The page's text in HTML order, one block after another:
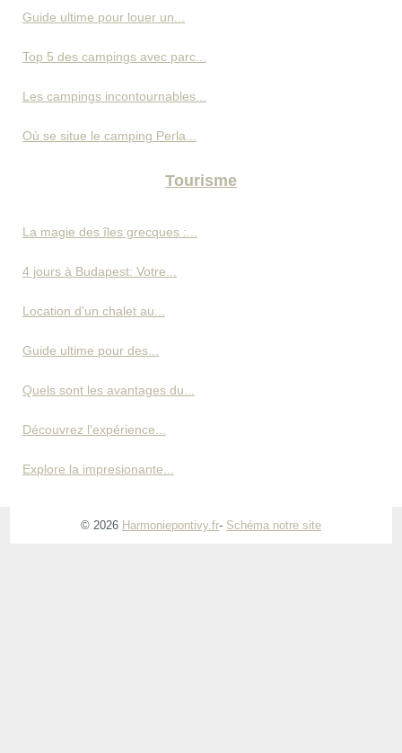
Guide ultime pour louer un...
Top 5 des campings avec parc...
Les campings incontournables...
Où se situe le camping Perla...
Tourisme
La magie des îles grecques :...
4 jours à Budapest: Votre...
Location d'un chalet au...
Guide ultime pour des...
Quels sont les avantages du...
Découvrez l'expérience...
Explore la impresionante...
© 2026 Harmoniepontivy.fr- Schéma notre site